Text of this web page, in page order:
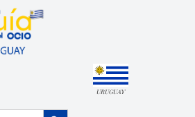
URUGUAY
Botón de búsqueda